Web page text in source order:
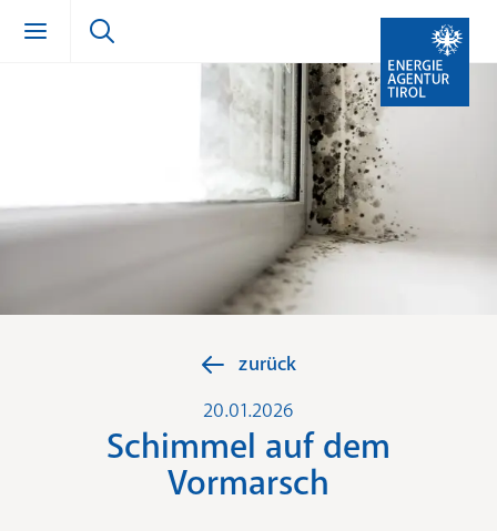
Zum Inhalt springen (Alt + 0)
zur Navigation springen (Alt + 1)
Zur Suche springen (Alt + 2)
zurück
20.01.2026
Schimmel auf dem
Vormarsch